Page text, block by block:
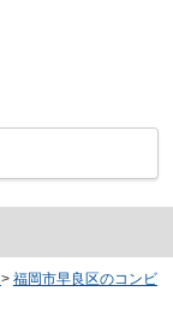
> 福岡市早良区のコンビ